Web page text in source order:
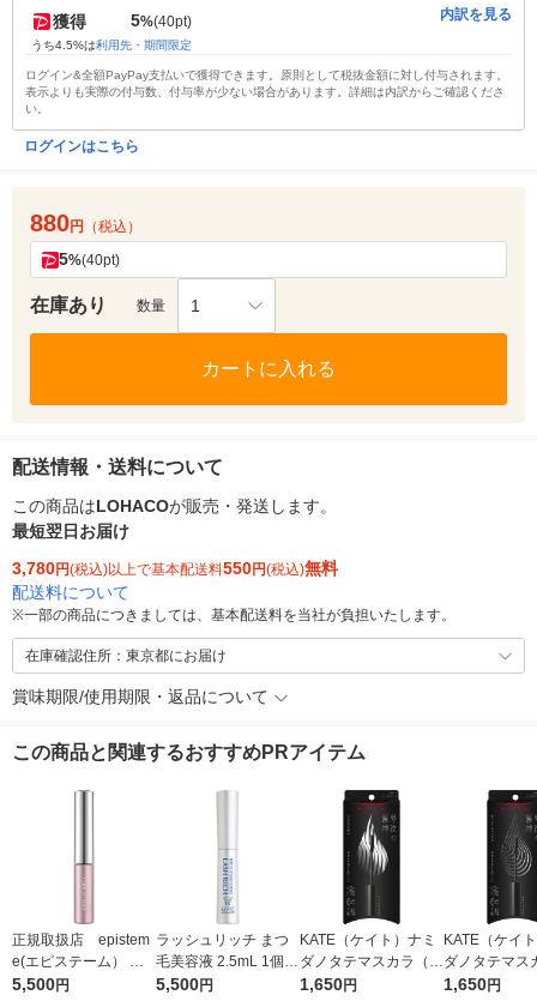
獲得 5%(40pt)
うち4.5%は利用先・期間限定
内訳を見る
ログイン&全額PayPay支払いで獲得できます。原則として税抜金額に対し付与されます。
表示よりも実際の付与数、付与率が少ない場合があります。詳細は内訳からご確認くださ
い。
ログインはこちら
880円 （税込）
5%(40pt)
在庫あり 数量 1
カートに入れる
配送情報・送料について
この商品はLOHACOが販売・発送します。
最短翌日お届け
3,780円(税込)以上で基本配送料550円(税込)無料
配送料について
※一部の商品につきましては、基本配送料を当社が負担いたします。
在庫確認住所：東京都にお届け
賞味期限/使用期限・返品について
この商品と関連するおすすめPRアイテム
正規取扱店 epistem
e(エピステーム） パ
ワライズラッシュセラ
5,500円
ラッシュリッチ まつ
毛美容液 2.5mL 1個
ロート製薬
5,500円
KATE（ケイト）ナミ
ダノタテマスカラ（ロ
ング）ＢＫー1Kaneb
1,650円
KATE（ケイ
ダノタテマス
リューム）Ｂ
1,650円